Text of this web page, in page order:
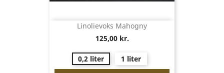
Linolievoks Mahogny
125,00 kr.
0,2 liter 1 liter